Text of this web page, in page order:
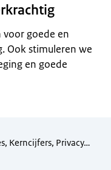
voor goede en
Ook stimuleren we
en goede
Kerncijfers, Privacy…